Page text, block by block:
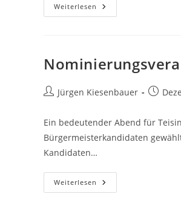
Weiterlesen Geschenk
An
Beitrags-
Jürgen Kiesenbauer
Beitrag
Ein bedeutender Abend für
Bürgermeisterkandidaten
Kandidaten…
Weiterlesen
Zur